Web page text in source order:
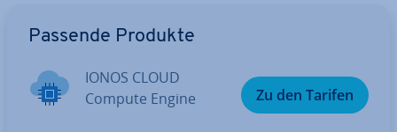
Passende Produkte
IONOS CLOUD
Compute Engine
Zu den Tarifen